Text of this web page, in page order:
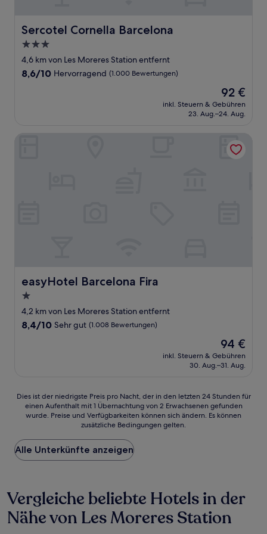
Sercotel Cornella Barcelona
Sercotel Cornella Barcelona
3.0-
Sterne-
Unterkunft
4,6 km von Les Moreres Station entfernt
8.6
8,6/10 Hervorragend (1.000 Bewertungen)
Der
Preis
beträgt
92 €
inkl. Steuern & Gebühren
23. Aug.–24. Aug.
easyHotel Barcelona Fira
easyHotel Barcelona Fira
1.0-
Stern-
Unterkunft
4,2 km von Les Moreres Station entfernt
8.4
8,4/10 Sehr gut (1.008 Bewertungen)
Der
Preis
beträgt
94 €
inkl. Steuern & Gebühren
30. Aug.–31. Aug.
Dies
der
Preis
pro
Nacht,
den
letzten
24 Stunden
für
Dies ist der niedrigste Preis pro Nacht, der in den letzten 24 Stunden für
einen Aufenthalt mit 1 Übernachtung von 2 Erwachsenen gefunden
wurde. Preise und Verfügbarkeiten können sich ändern. Es können
zusätzliche Bedingungen gelten.
Alle Unterkünfte anzeigen
Vergleiche beliebte Hotels in der
Nähe von Les Moreres Station